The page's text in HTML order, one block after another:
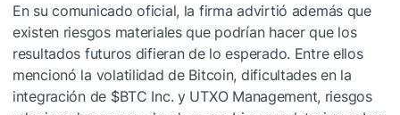
En su comunicado oficial, la firma advirtió además que
existen riesgos materiales que podrían hacer que los
resultados futuros difieran de lo esperado. Entre ellos
mencionó la volatilidad de Bitcoin, dificultades en la
integración de $BTC Inc. y UTXO Management, riesgos